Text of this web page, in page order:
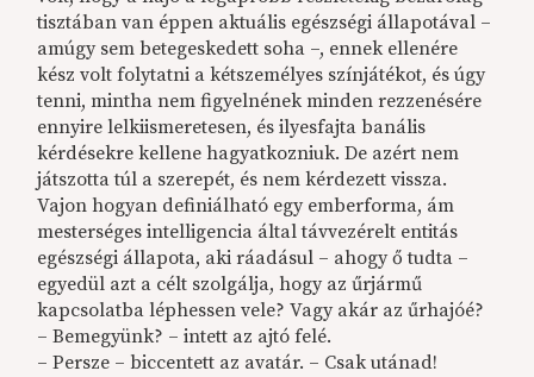
tisztában van éppen aktuális egészségi állapotával –
amúgy sem betegeskedett soha –, ennek ellenére
kész volt folytatni a kétszemélyes színjátékot, és úgy
tenni, mintha nem figyelnének minden rezzenésére
ennyire lelkiismeretesen, és ilyesfajta banális
kérdésekre kellene hagyatkozniuk. De azért nem
játszotta túl a szerepét, és nem kérdezett vissza.
Vajon hogyan definiálható egy emberforma, ám
mesterséges intelligencia által távvezérelt entitás
egészségi állapota, aki ráadásul – ahogy ő tudta –
egyedül azt a célt szolgálja, hogy az űrjármű
kapcsolatba léphessen vele? Vagy akár az űrhajóé?
– Bemegyünk? – intett az ajtó felé.
– Persze – biccentett az avatár. – Csak utánad!